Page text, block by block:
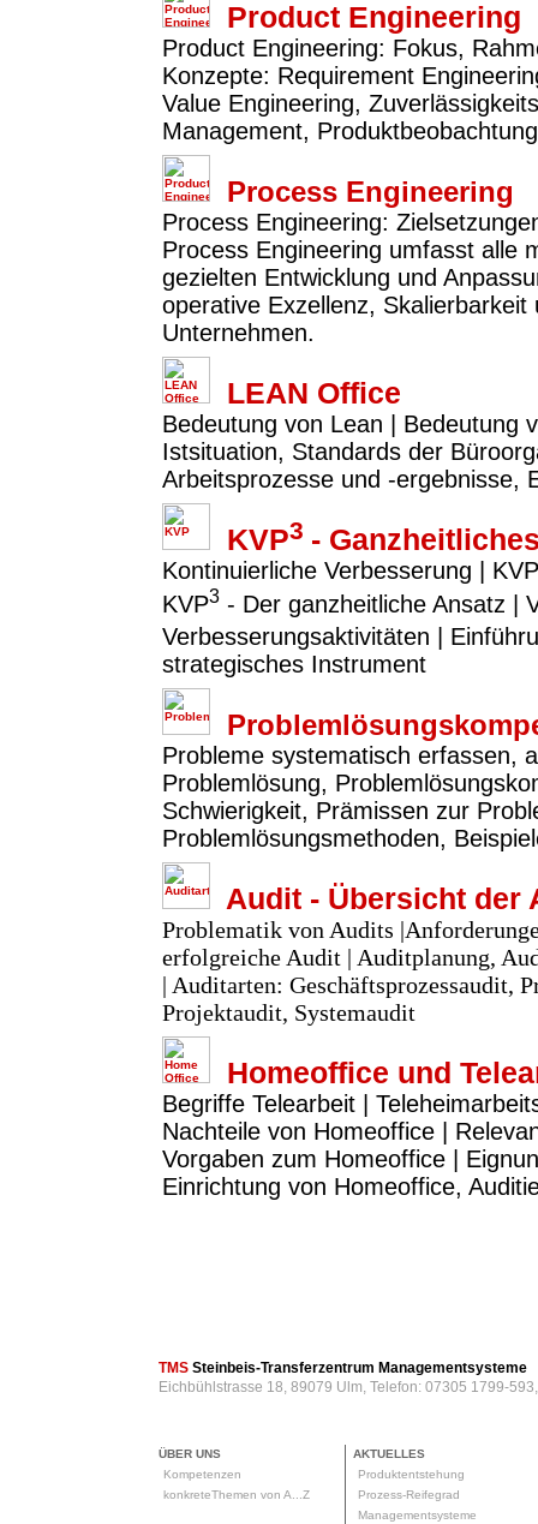
Product Engineering
Product Engineering: Fokus,
Konzepte: Requirement
Value Engineering,
Management,
Process Engineering
Process Engineering:
Process Engineering umfasst alle
gezielten Entwicklung und
operative Exzellenz,
Unternehmen.
LEAN Office
Bedeutung von Lean | Bedeutung
Istsituation, Standards der
Arbeitsprozesse und -ergebnisse,
KVP3 -
Kontinuierliche Verbesserung |
KVP3 - Der ganzheitliche Ansatz |
Verbesserungsaktivitäten |
strategisches Instrument
Probleme systematisch erfassen,
Problemlösung,
Schwierigkeit, Prämissen zur
Problemlösungsmethoden,
Audit - Übersicht der
Problematik von Audits
erfolgreiche Audit | Auditplanung,
| Auditarten: Geschäftsprozessaudit,
Projektaudit, Systemaudit
Homeoffice und
Begriffe Telearbeit |
Nachteile von Homeoffice |
Vorgaben zum Homeoffice |
Einrichtung von Homeoffice,
TMS Steinbeis-Transferzentrum Managementsysteme
Eichbühlstrasse 18, 89079 Ulm, Telefon: 07305 1799-
ÜBER UNS
Kompetenzen
konkreteThemen von A...Z
AKTUELLES
Produktentstehung
Prozess-Reifegrad
Managementsysteme